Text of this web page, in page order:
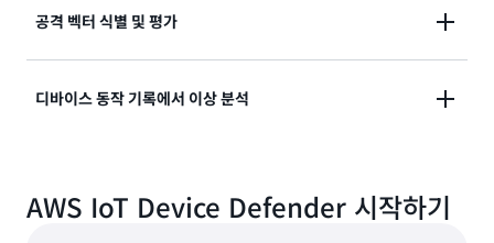
다.
AWS IoT 콘솔, Amazon CloudWatch, Amazon
사항 푸시와 같은 완화 조치를 수행합니다.
공격 벡터 식별 및 평가
알려진 보안 약점을 통해 비보안 네트워크 서비스와 프
디바이스 동작 기록에서 이상 분석
다. 예를 들어, 지속적으로 메시지 크기 데이터를 수집 및
평가하면 자격 증명 남용과 같은 문제를 포착할 수 있습
AWS IoT Device Defender 시작하기